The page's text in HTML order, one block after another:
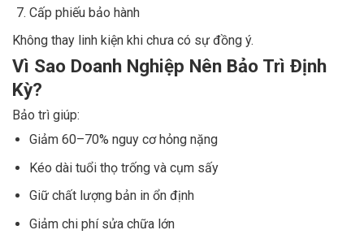
Cấp phiếu bảo hành
Không thay linh kiện khi chưa có sự đồng ý.
Vì Sao Doanh Nghiệp Nên Bảo Trì Định
Kỳ?
Bảo trì giúp:
Giảm 60–70% nguy cơ hỏng nặng
Kéo dài tuổi thọ trống và cụm sấy
Giữ chất lượng bản in ổn định
Giảm chi phí sửa chữa lớn